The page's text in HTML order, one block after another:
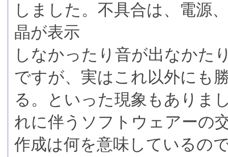
しました。不具合は、電
晶が表示
しなかったり音が出なか
ですが、実はこれ以外にも
る。といった現象もありま
れに伴うソフトウェアーの
作成は何を意味しているの